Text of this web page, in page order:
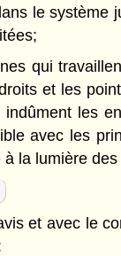
le système
qui
et les
les
avec les
la lumière
et avec le